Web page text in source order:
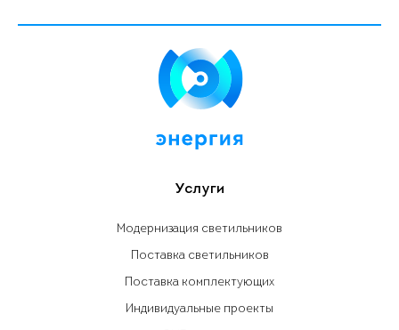
Услуги
Модернизация светильников
Поставка светильников
Поставка комплектующих
Индивидуальные проекты